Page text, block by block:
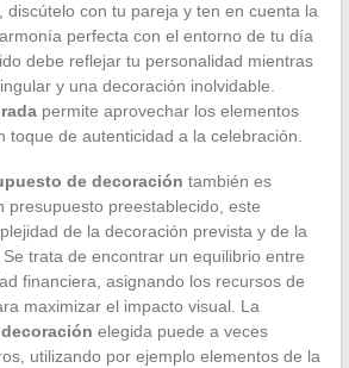
, discútelo con tu pareja y ten en cuenta la
perfecta con el entorno de tu día
debe reflejar tu personalidad mientras
y una decoración inolvidable.
permite aprovechar los elementos
toque de autenticidad a la celebración.
de decoración también es
presupuesto preestablecido, este
de la decoración prevista y de la
trata de encontrar un equilibrio entre
financiera, asignando los recursos de
maximizar el impacto visual. La
elegida puede a veces
utilizando por ejemplo elementos de la